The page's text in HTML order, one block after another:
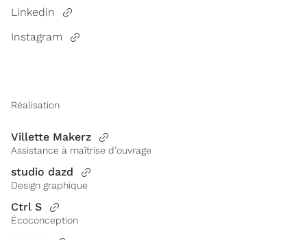
Linkedin
Instagram
Réalisation
Villette Makerz
Assistance à maîtrise d’ouvrage
studio dazd
Design graphique
Ctrl S
Écoconception